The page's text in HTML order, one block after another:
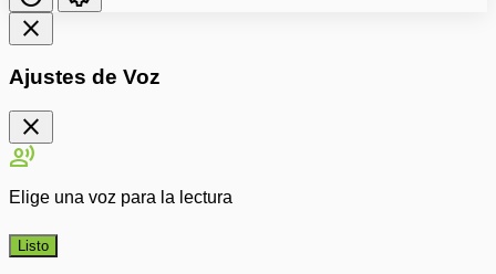
close
Ajustes de Voz
close
record_voice_over
Elige una voz para la lectura
Listo